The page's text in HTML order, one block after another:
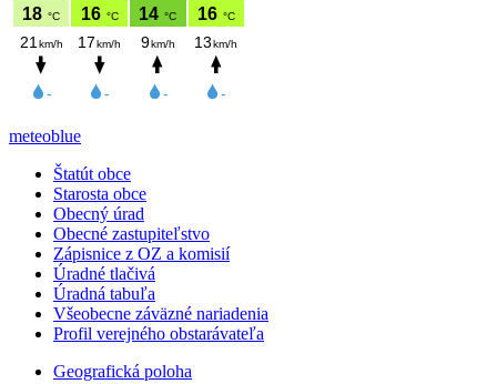
meteoblue
Štatút obce
Starosta obce
Obecný úrad
Obecné zastupiteľstvo
Zápisnice z OZ a komisií
Úradné tlačivá
Úradná tabuľa
Všeobecne záväzné nariadenia
Profil verejného obstarávateľa
Geografická poloha